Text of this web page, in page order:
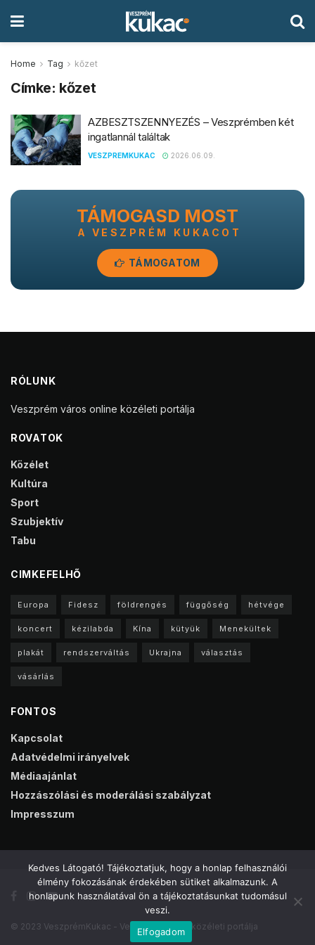
Home Tag kőzet
Címke: kőzet
AZBESZTSZENNYEZÉS – Veszprémben két
ingatlannál találtak
VESZPREMKUKAC 2026.06.09.
TÁMOGASD MOST
A VESZPRÉM KUKACOT
TÁMOGATOM
RÓLUNK
Veszprém város online közéleti portálja
ROVATOK
Közélet
Kultúra
Sport
Szubjektív
Tabu
CIMKEFELHŐ
Europa Fidesz földrengés függőség hétvége
koncert kézilabda Kína kütyük Menekültek
plakát rendszerváltás Ukrajna választás
vásárlás
FONTOS
Kapcsolat
Adatvédelmi irányelvek
Médiaajánlat
Hozzászólási és moderálási szabályzat
Impresszum
© 2023 VeszprémKukac - Veszprém online közéleti portálja
Kedves Látogató! Tájékoztatjuk, hogy a honlap felhasználói
élmény fokozásának érdekében sütiket alkalmazunk. A
honlapunk használatával ön a tájékoztatásunkat tudomásul
veszi.
Elfogadom